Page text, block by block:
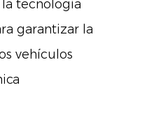
tecnología
garantizar la
vehículos